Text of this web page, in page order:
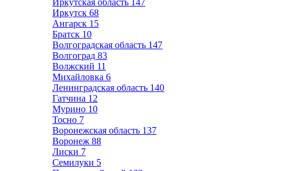
Иркутская область 147
Иркутск 68
Ангарск 15
Братск 10
Волгоградская область 147
Волгоград 83
Волжский 11
Михайловка 6
Ленинградская область 140
Гатчина 12
Мурино 10
Тосно 7
Воронежская область 137
Воронеж 88
Лиски 7
Семилуки 5